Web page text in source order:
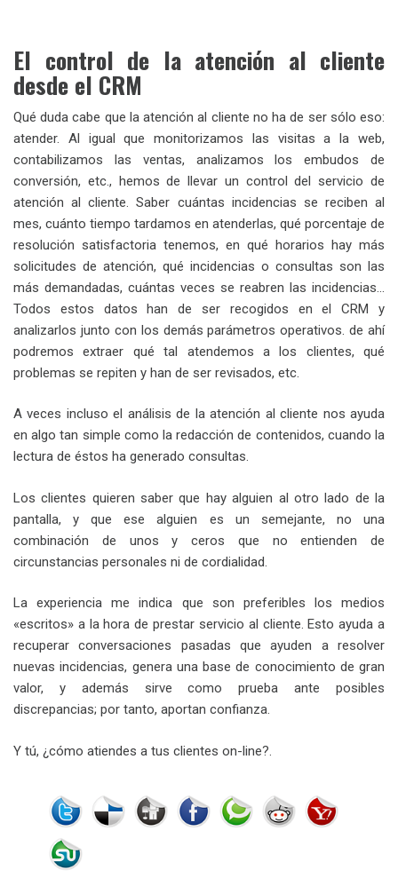
El control de la atención al cliente
desde el CRM
Qué duda cabe que la atención al cliente no ha de ser sólo eso:
atender. Al igual que monitorizamos las visitas a la web,
contabilizamos las ventas, analizamos los embudos de
conversión, etc., hemos de llevar un control del servicio de
atención al cliente. Saber cuántas incidencias se reciben al
mes, cuánto tiempo tardamos en atenderlas, qué porcentaje de
resolución satisfactoria tenemos, en qué horarios hay más
solicitudes de atención, qué incidencias o consultas son las
más demandadas, cuántas veces se reabren las incidencias…
Todos estos datos han de ser recogidos en el CRM y
analizarlos junto con los demás parámetros operativos. de ahí
podremos extraer qué tal atendemos a los clientes, qué
problemas se repiten y han de ser revisados, etc.
A veces incluso el análisis de la atención al cliente nos ayuda
en algo tan simple como la redacción de contenidos, cuando la
lectura de éstos ha generado consultas.
Los clientes quieren saber que hay alguien al otro lado de la
pantalla, y que ese alguien es un semejante, no una
combinación de unos y ceros que no entienden de
circunstancias personales ni de cordialidad.
La experiencia me indica que son preferibles los medios
«escritos» a la hora de prestar servicio al cliente. Esto ayuda a
recuperar conversaciones pasadas que ayuden a resolver
nuevas incidencias, genera una base de conocimiento de gran
valor, y además sirve como prueba ante posibles
discrepancias; por tanto, aportan confianza.
Y tú, ¿cómo atiendes a tus clientes on-line?.